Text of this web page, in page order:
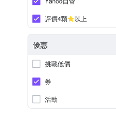
評價4顆
以上
優惠
挑戰低價
券
活動